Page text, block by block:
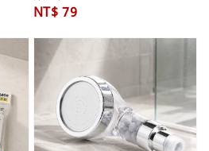
Regular
NT$ 79